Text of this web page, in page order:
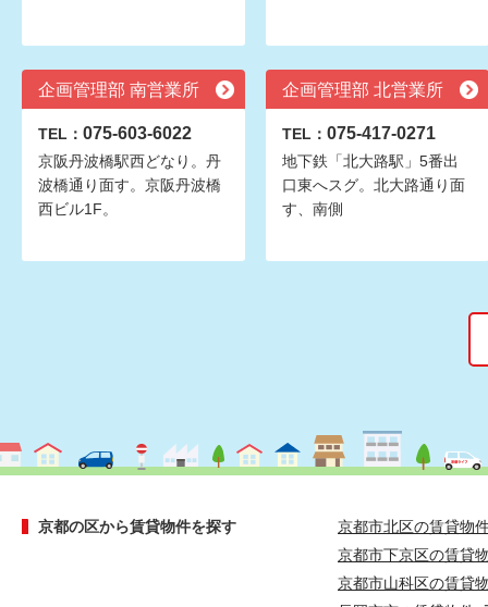
企画管理部 南営業所
TEL： 075-603-6022
京阪丹波橋駅西どなり。丹
波橋通り面す。京阪丹波橋
西ビル1F。
企画管理部 北営業所
TEL： 075-417-0271
地下鉄「北大路駅」5番出
口東へスグ。北大路通り面
す、南側
京都の区から賃貸物件を探す
京都市北区の賃貸物
京都市下京区の賃貸
京都市山科区の賃貸